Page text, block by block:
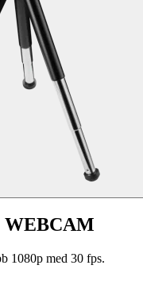
WEBCAM
1080p med 30 fps.